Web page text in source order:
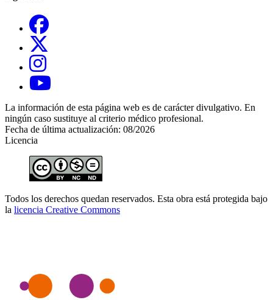
La información de esta página web es de carácter divulgativo. En
ningún caso sustituye al criterio médico profesional.
Fecha de última actualización: 08/2026
Licencia
Todos los derechos quedan reservados. Esta obra está protegida bajo
la licencia Creative Commons